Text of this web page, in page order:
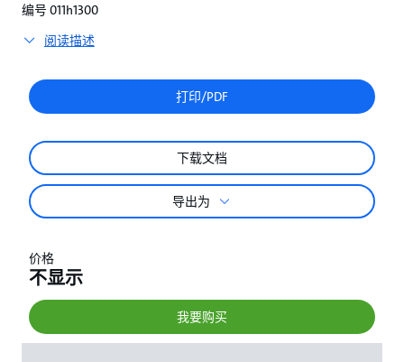
编号 011h1300
阅读描述
打印/PDF
下载文档
导出为
价格
不显示
我要购买